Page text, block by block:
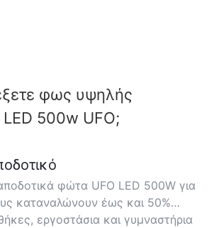
φως υψηλής
LED 500w UFO;
φώτα UFO LED 500W για
καταναλώνουν έως και 50%
από τα παραδοσιακά φωτιστικά
εργοστάσια και γυμναστήρια